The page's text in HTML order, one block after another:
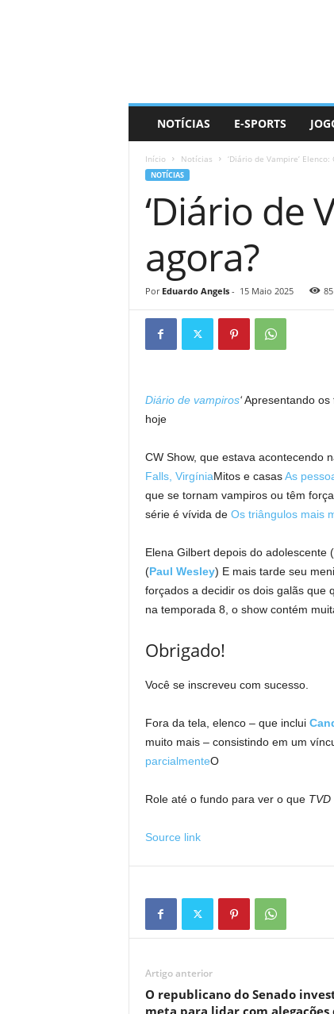
NOTÍCIAS E-SPORTS
Início Notícias ‘Diário de Vampire’
NOTÍCIAS
‘Diário de
agora?
Por Eduardo Angels- 15 Maio 2025 85
Diário de vampiros‘Apresentando os
hoje
CW Show, que estava acontecendo
Falls, VirgíniaMitos e casasAs
que se tornam vampiros ou têm
série é vívida de Os triângulos mais
Elena Gilbert depois do adolescente (
(Paul Wesley) E mais tarde seu
forçados a decidir os dois galãs que
na temporada 8, o show contém
Obrigado!
Você se inscreveu com sucesso.
Fora da tela, elenco – que inclui
muito mais – consistindo em um
parcialmenteO
Role até o fundo para ver o que TVD
Source link
Artigo anterior
O republicano do Senado
meta para lidar com alegações